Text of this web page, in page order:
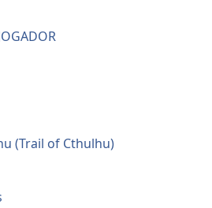
(Trail of Cthulhu)